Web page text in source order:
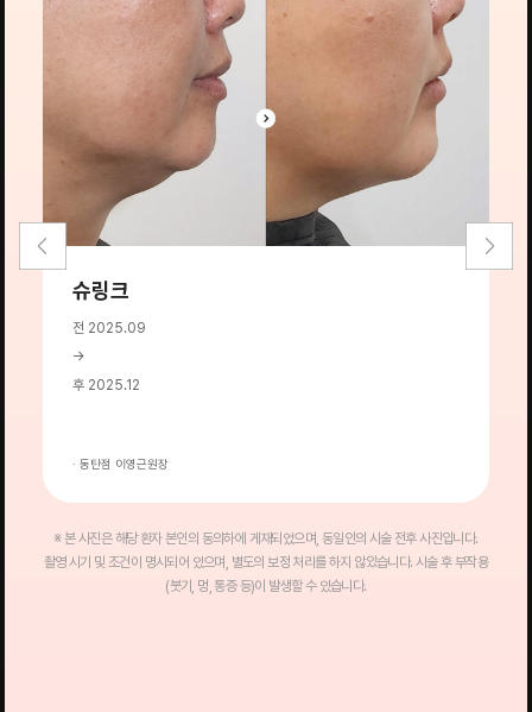
슈링크
전 2025.09
→
후 2025.12
· 동탄점 이영근원장
※ 본 사진은 해당 환자 본인의 동의하에 게재되었으며, 동일인의 시술 전후 사진입니다.
촬영 시기 및 조건이 명시되어 있으며, 별도의 보정 처리를 하지 않았습니다. 시술 후 부작용
(붓기, 멍, 통증 등)이 발생할 수 있습니다.